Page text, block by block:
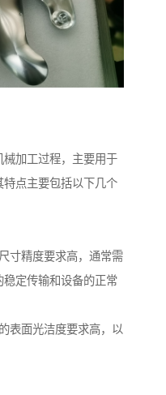
加工过程，主要用于
点主要包括以下几个
寸精度要求高，通常需
定传输和设备的正常
表面光洁度要求高，以